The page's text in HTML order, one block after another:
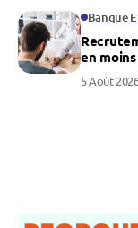
Banque
en
5 Août